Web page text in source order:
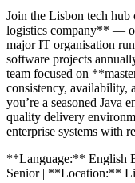
Join the Lisbon tech hub
logistics company** —
major IT organisation
software projects
team focused on
consistency, availability,
you’re a seasoned Java
quality delivery
enterprise systems with
**Language:** English
Senior | **Location:**